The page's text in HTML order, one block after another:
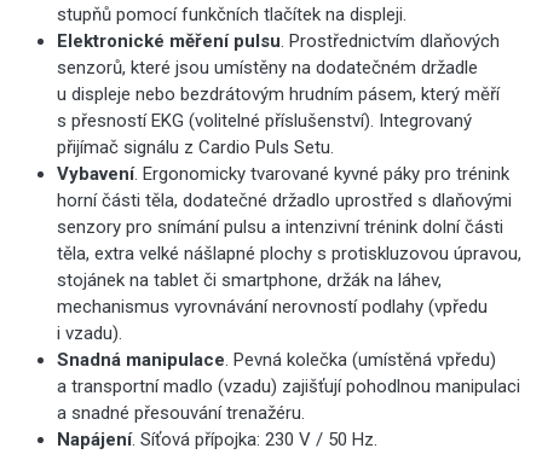
stupňů pomocí funkčních tlačítek na displeji.
Elektronické měření pulsu. Prostřednictvím dlaňových
senzorů, které jsou umístěny na dodatečném držadle
u displeje nebo bezdrátovým hrudním pásem, který měří
s přesností EKG (volitelné příslušenství). Integrovaný
přijímač signálu z Cardio Puls Setu.
Vybavení. Ergonomicky tvarované kyvné páky pro trénink
horní části těla, dodatečné držadlo uprostřed s dlaňovými
senzory pro snímání pulsu a intenzivní trénink dolní části
těla, extra velké nášlapné plochy s protiskluzovou úpravou,
stojánek na tablet či smartphone, držák na láhev,
mechanismus vyrovnávání nerovností podlahy (vpředu
i vzadu).
Snadná manipulace. Pevná kolečka (umístěná vpředu)
a transportní madlo (vzadu) zajišťují pohodlnou manipulaci
a snadné přesouvání trenažéru.
Napájení. Síťová přípojka: 230 V / 50 Hz.